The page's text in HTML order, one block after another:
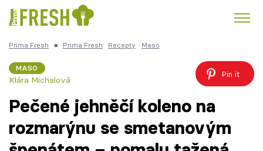
Česká kuchyně
Prima Fresh ■ Prima Fresh Recepty Maso
MASO
Klára Michalová
Pin it
Pečené jehněčí koleno na
rozmarýnu se smetanovým